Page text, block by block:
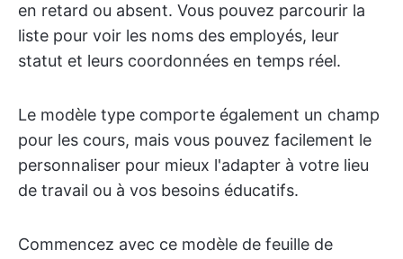
en retard ou absent. Vous pouvez parcourir la
liste pour voir les noms des employés, leur
statut et leurs coordonnées en temps réel.
Le modèle type comporte également un champ
pour les cours, mais vous pouvez facilement le
personnaliser pour mieux l'adapter à votre lieu
de travail ou à vos besoins éducatifs.
Commencez avec ce modèle de feuille de